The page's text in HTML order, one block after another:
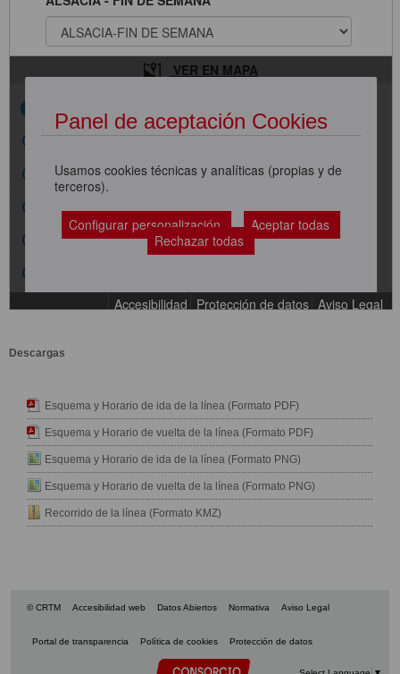
Descargas
Esquema y Horario de ida de la línea (Formato PDF)
Esquema y Horario de vuelta de la línea (Formato PDF)
Esquema y Horario de ida de la línea (Formato PNG)
Esquema y Horario de vuelta de la línea (Formato PNG)
Recorrido de la línea (Formato KMZ)
© CRTM Accesibilidad web Datos Abiertos Normativa Aviso Legal
Portal de transparencia Política de cookies Protección de datos